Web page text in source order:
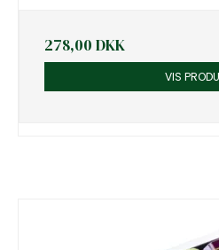
278,00 DKK
VIS